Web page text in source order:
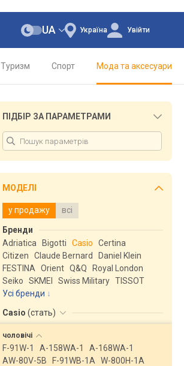
Україна
UA Увійти
Туризм Спорт Мода та аксесуари
ПІДБІР ЗА ПАРАМЕТРАМИ
МОДЕЛІ
у продажу всі
Бренди
Adriatica
Bigotti Casio
Certina
Citizen
Claude Bernard
Daniel Klein
FESTINA
Orient Q&Q
Royal London
Seiko
SKMEI Swiss Military TISSOT
Усі бренди
Casio (стать)
чоловічі
F-91W-1 A-158WA-1
A-168WA-1
AW-80V-5B
F-91WB-1A
W-800H-1A